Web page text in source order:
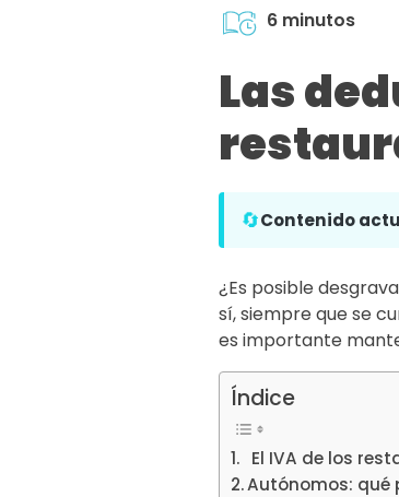
6 minutos
Las
🔄Contenido
¿Es posible
sí, siempre que se
es importante
Índice
El IVA de los
Autónomos: qué